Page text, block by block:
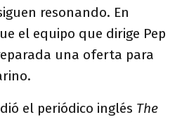
resonando. En
el equipo que dirige Pep
una oferta para
el periódico inglés The